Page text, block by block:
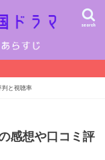
search
判と視聴率
感想や口コミ評